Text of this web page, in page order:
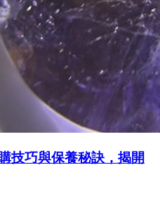
技巧與保養秘訣，揭開